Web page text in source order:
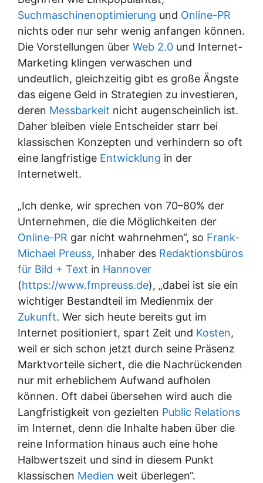
Suchmaschinenoptimierung und Online-PR
nichts oder nur sehr wenig anfangen können.
Die Vorstellungen über Web 2.0 und Internet-
Marketing klingen verwaschen und
undeutlich, gleichzeitig gibt es große Ängste
das eigene Geld in Strategien zu investieren,
deren Messbarkeit nicht augenscheinlich ist.
Daher bleiben viele Entscheider starr bei
klassischen Konzepten und verhindern so oft
eine langfristige Entwicklung in der
Internetwelt.
„Ich denke, wir sprechen von 70–80% der
Unternehmen, die die Möglichkeiten der
Online-PR gar nicht wahrnehmen“, so Frank-
Michael Preuss, Inhaber des Redaktionsbüros
für Bild + Text in Hannover
(https://www.fmpreuss.de), „dabei ist sie ein
wichtiger Bestandteil im Medienmix der
Zukunft. Wer sich heute bereits gut im
Internet positioniert, spart Zeit und Kosten,
weil er sich schon jetzt durch seine Präsenz
Marktvorteile sichert, die die Nachrückenden
nur mit erheblichem Aufwand aufholen
können. Oft dabei übersehen wird auch die
Langfristigkeit von gezielten Public Relations
im Internet, denn die Inhalte haben über die
reine Information hinaus auch eine hohe
Halbwertszeit und sind in diesem Punkt
klassischen Medien weit überlegen“.